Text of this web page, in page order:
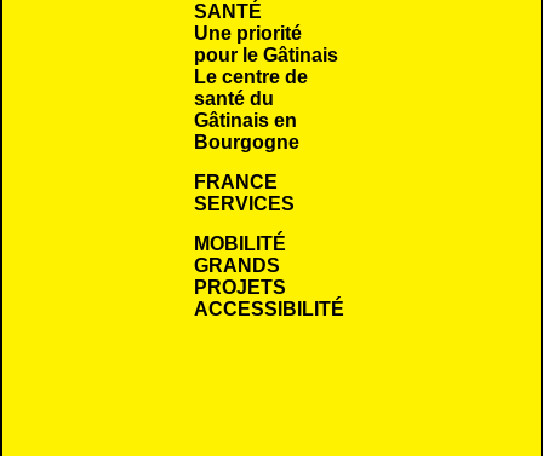
SANTÉ
Une priorité
pour le Gâtinais
Le centre de
santé du
Gâtinais en
Bourgogne
FRANCE
SERVICES
MOBILITÉ
GRANDS
PROJETS
ACCESSIBILITÉ